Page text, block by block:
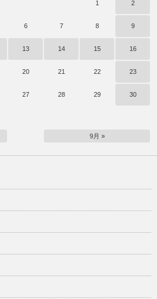
1 2
6 7 8 9
13 14 15 16
20 21 22 23
27 28 29 30
9月 »